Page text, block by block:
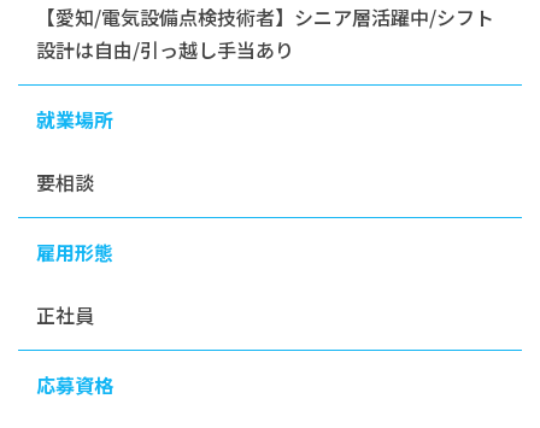
【愛知/電気設備点検技術者】シニア層活躍中/シフト
設計は自由/引っ越し手当あり
就業場所
要相談
雇用形態
正社員
応募資格